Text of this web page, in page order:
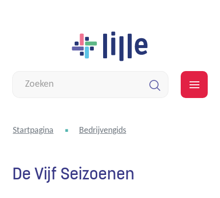
inhoud
zoek
Startpagina Bedrijvengids
De Vijf Seizoenen